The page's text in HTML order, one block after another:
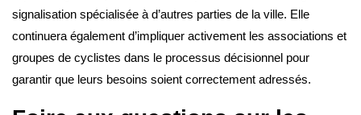
signalisation spécialisée à d’autres parties de la ville. Elle
continuera également d’impliquer activement les associations et
groupes de cyclistes dans le processus décisionnel pour
garantir que leurs besoins soient correctement adressés.